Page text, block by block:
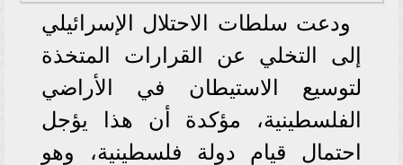
ودعت سلطات الاحتلال الإسرائيلي
إلى التخلي عن القرارات المتخذة
لتوسيع الاستيطان في الأراضي
الفلسطينية، مؤكدة أن هذا يؤجل
احتمال قيام دولة فلسطينية، وهو